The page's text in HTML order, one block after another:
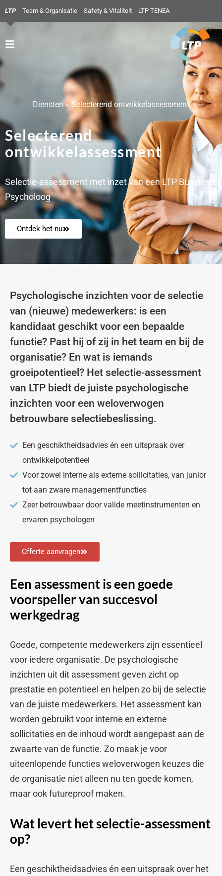
LTP Team & Organisatie Safety & Vitaliteit LTP TENEA
Diensten »Selecterend ontwikkelassessment
Selecterend
ontwikkelassessment
Selectie-assessment met inzet van een LTP Business
Psycholoog
Ontdek het nu
Psychologische inzichten voor de selectie
van (nieuwe) medewerkers: is een
kandidaat geschikt voor een bepaalde
functie? Past hij of zij in het team en bij de
organisatie? En wat is iemands
groeipotentieel? Het selectie-assessment
van LTP biedt de juiste psychologische
inzichten voor een weloverwogen
betrouwbare selectiebeslissing.
Een geschiktheidsadvies én een uitspraak over
ontwikkelpotentieel
Voor zowel interne als externe sollicitaties, van junior
tot aan zware managementfuncties
Zeer betrouwbaar door valide meetinstrumenten en
ervaren psychologen
Offerte aanvragen
Een assessment is een goede
voorspeller van succesvol
werkgedrag
Goede, competente medewerkers zijn essentieel
voor iedere organisatie. De psychologische
inzichten uit dit assessment geven zicht op
prestatie en potentieel en helpen zo bij de selectie
van de juiste medewerkers. Het assessment kan
worden gebruikt voor interne en externe
sollicitaties en de inhoud wordt aangepast aan de
zwaarte van de functie. Zo maak je voor
uiteenlopende functies weloverwogen keuzes die
de organisatie niet alleen nu ten goede komen,
maar ook futureproof maken.
Wat levert het selectie-assessment
op?
Een geschiktheidsadvies én een uitspraak over het